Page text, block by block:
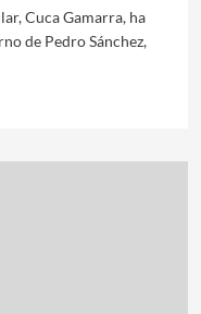
Cuca Gamarra, ha
de Pedro Sánchez,